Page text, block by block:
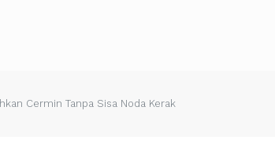
Cermin Tanpa Sisa Noda Kerak